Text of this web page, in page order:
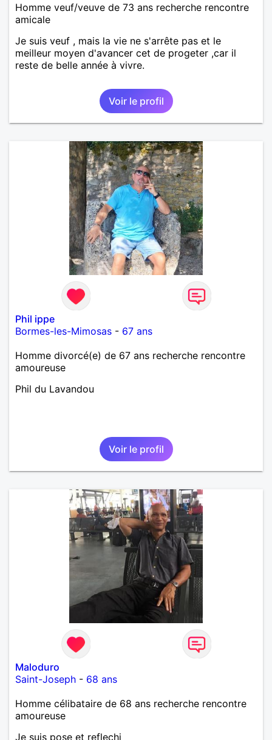
Homme veuf/veuve de 73 ans recherche rencontre
amicale
Je suis veuf , mais la vie ne s'arrête pas et le
meilleur moyen d'avancer cet de progeter ,car il
reste de belle année à vivre.
Voir le profil
Phil ippe
Bormes-les-Mimosas - 67 ans
Homme divorcé(e) de 67 ans recherche rencontre
amoureuse
Phil du Lavandou
Voir le profil
Maloduro
Saint-Joseph - 68 ans
Homme célibataire de 68 ans recherche rencontre
amoureuse
Je suis pose et reflechi